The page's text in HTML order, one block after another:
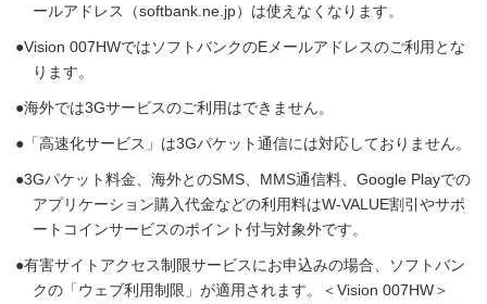
ールアドレス（softbank.ne.jp）は使えなくなります。
Vision 007HWではソフトバンクのEメールアドレスのご利用とな
ります。
海外では3Gサービスのご利用はできません。
「高速化サービス」は3Gパケット通信には対応しておりません。
3Gパケット料金、海外とのSMS、MMS通信料、Google Playでの
アプリケーション購入代金などの利用料はW-VALUE割引やサポ
ートコインサービスのポイント付与対象外です。
有害サイトアクセス制限サービスにお申込みの場合、ソフトバン
クの「ウェブ利用制限」が適用されます。＜Vision 007HW＞